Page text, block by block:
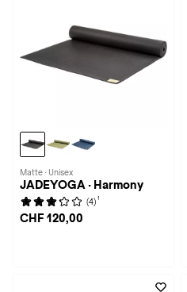
Matte · Unisex
JADEYOGA · Harmony
(4) 1
CHF 120,00